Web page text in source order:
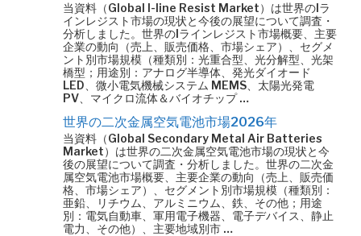
当資料（Global I-line Resist Market）は世界のIラ
インレジスト市場の現状と今後の展望について調査・
分析しました。世界のIラインレジスト市場概要、主要
企業の動向（売上、販売価格、市場シェア）、セグメ
ント別市場規模（種類別：光重合型、光分解型、光架
橋型；用途別：アナログ半導体、発光ダイオード
LED、微小電気機械システム MEMS、太陽光発電
PV、マイクロ流体＆バイオチップ …
世界の二次金属空気電池市場2026年
当資料（Global Secondary Metal Air Batteries
Market）は世界の二次金属空気電池市場の現状と今
後の展望について調査・分析しました。世界の二次金
属空気電池市場概要、主要企業の動向（売上、販売価
格、市場シェア）、セグメント別市場規模（種類別：
亜鉛、リチウム、アルミニウム、鉄、その他；用途
別：電気自動車、軍用電子機器、電子デバイス、静止
電力、その他）、主要地域別市 …